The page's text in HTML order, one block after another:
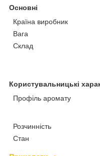
Основні
Країна виробник
Вага
Склад
Користувальницькі
Профіль аромату
Розчинність
Стан